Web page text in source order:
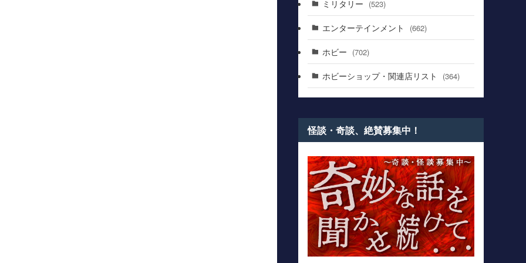
ミリタリー (523)
エンターテインメント (662)
ホビー (702)
ホビーショップ・関連店リスト (364)
怪談・奇談、絶賛募集中！